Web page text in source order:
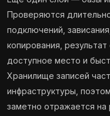
Проверяются
подключений,
копирования,
доступное место и
Хранилище записей
инфраструктуры,
заметно отражается на